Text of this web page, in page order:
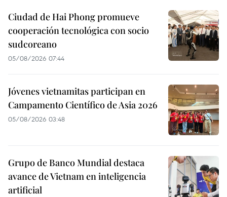
Ciudad de Hai Phong promueve
cooperación tecnológica con socio
sudcoreano
05/08/2026 07:44
Jóvenes vietnamitas participan en
Campamento Científico de Asia 2026
05/08/2026 03:48
Grupo de Banco Mundial destaca
avance de Vietnam en inteligencia
artificial